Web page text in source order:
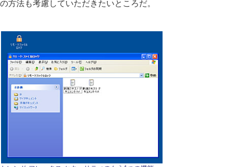
の方法も考慮していただきたいところだ。